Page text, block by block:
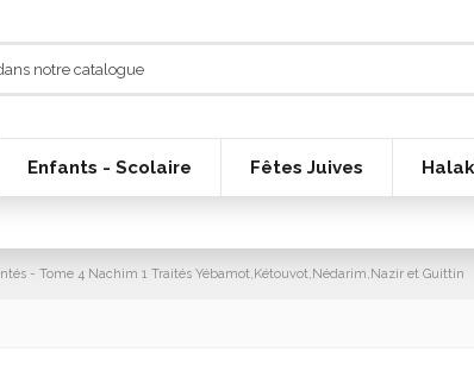
Enfants - Scolaire Fêtes Juives
- Tome 4 Nachim 1 Traités Yébamot,Kétouvot,Nédarim,Nazir et Guittin